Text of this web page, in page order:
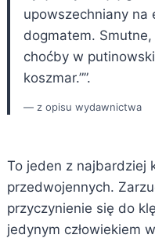
upowszechniany na
dogmatem.
choćby w
koszmar.””.
z opisu wydawnictwa
To jeden z najbardziej
przedwojennych.
przyczynienie się do
jedynym człowiekiem